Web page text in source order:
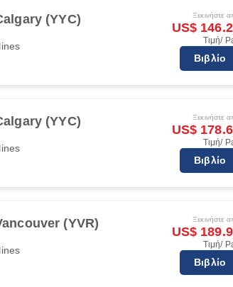
(YYC) Ξεκινήστε
US$
Τιμή/
Βιβλίο
(YYC) Ξεκινήστε
US$
Τιμή/
Βιβλίο
(YVR) Ξεκινήστε
US$
Τιμή/
Βιβλίο